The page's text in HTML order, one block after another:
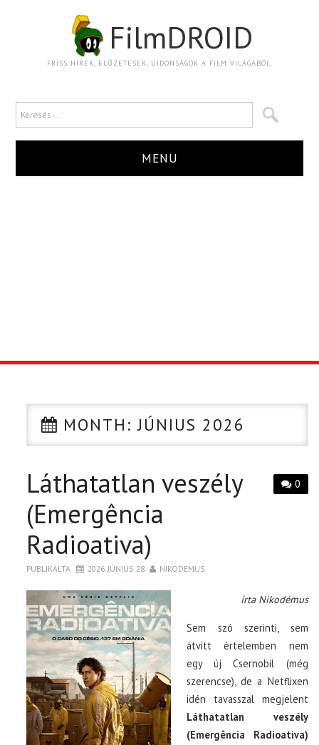
FilmDROID
FRISS HÍREK, ELŐZETESEK, ÚJDONSÁGOK A FILM VILÁGÁBÓL.
MENU
CIKK
PÓLÓ RENDELÉS
MONTH:JÚNIUS 2026
0
Láthatatlan veszély
(Emergência
Radioativa)
PUBLIKÁLTA 2026. JÚNIUS 28. NIKODEMUS
írta Nikodémus
Sem szó szerinti, sem
átvitt értelemben nem
egy új Csernobil (még
szerencse), de a Netflixen
idén tavasszal megjelent
Láthatatlan veszély
(Emergência Radioativa)